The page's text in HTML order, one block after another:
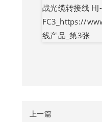
上一篇